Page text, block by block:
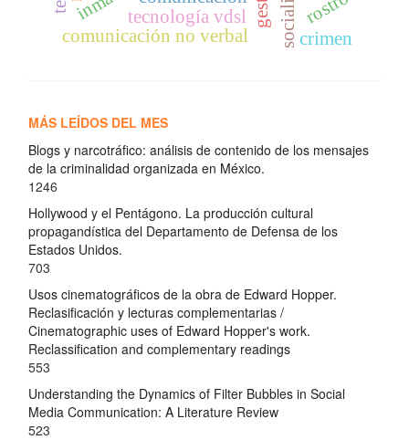
comunicación no verbal
tecnología vdsl
crimen
MÁS LEÍDOS DEL MES
Blogs y narcotráfico: análisis de contenido de los mensajes
de la criminalidad organizada en México.
1246
Hollywood y el Pentágono. La producción cultural
propagandística del Departamento de Defensa de los
Estados Unidos.
703
Usos cinematográficos de la obra de Edward Hopper.
Reclasificación y lecturas complementarias /
Cinematographic uses of Edward Hopper's work.
Reclassification and complementary readings
553
Understanding the Dynamics of Filter Bubbles in Social
Media Communication: A Literature Review
523